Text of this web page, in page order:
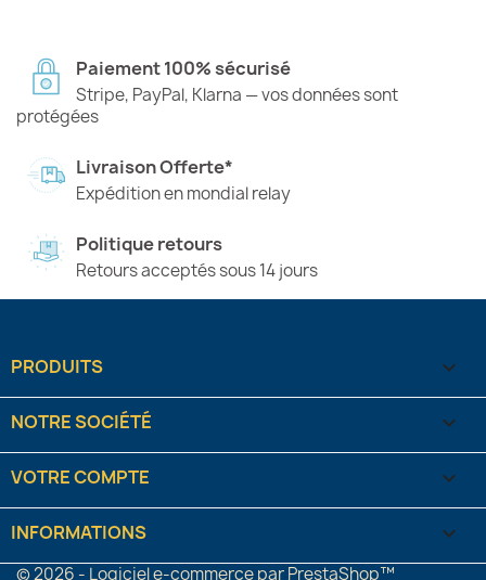
Paiement 100% sécurisé
Stripe, PayPal, Klarna — vos données sont
protégées
Livraison Offerte*
Expédition en mondial relay
Politique retours
Retours acceptés sous 14 jours
PRODUITS 
NOTRE SOCIÉTÉ 
VOTRE COMPTE 
INFORMATIONS keyboard_arrow_down
© 2026 - Logiciel e-commerce par PrestaShop™